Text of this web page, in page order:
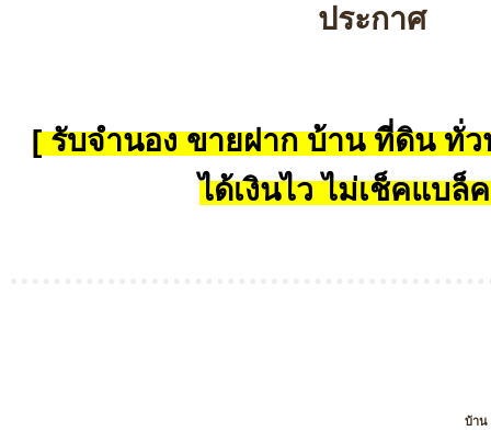
ประกาศ
[ รับจำนอง ขายฝาก บ้าน ที่ดิน ทั่ว
ได้เงินไว ไม่เช็คแบล็
บ้าน